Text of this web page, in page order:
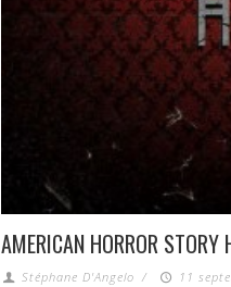
AMERICAN HORROR STORY
Stéphane D'Angelo / 11